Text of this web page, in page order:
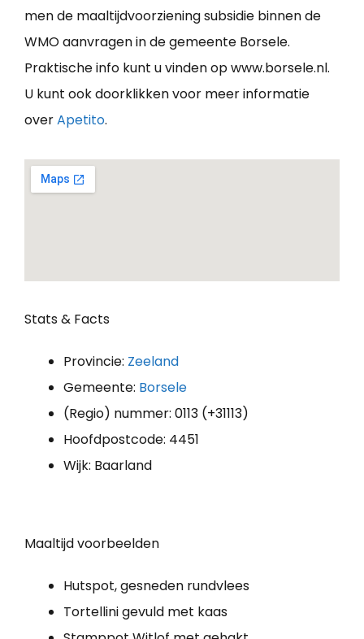
men de maaltijdvoorziening subsidie binnen de
WMO aanvragen in de gemeente Borsele.
Praktische info kunt u vinden op www.borsele.nl.
U kunt ook doorklikken voor meer informatie
overApetito.
Stats & Facts
Provincie: Zeeland
Gemeente: Borsele
(Regio) nummer: 0113 (+31113)
Hoofdpostcode: 4451
Wijk: Baarland
Maaltijd voorbeelden
Hutspot, gesneden rundvlees
Tortellini gevuld met kaas